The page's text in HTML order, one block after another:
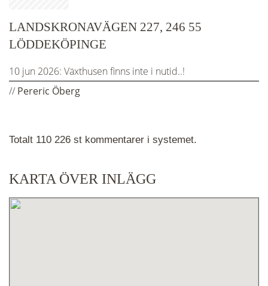
Totalt 110 226 st kommentarer i systemet.
KARTA ÖVER INLÄGG
LANDSKRONAVÄGEN 227, 246 55
LÖDDEKÖPINGE
10 jun 2026: Växthusen finns inte i nutid..!
// Pereric Öberg